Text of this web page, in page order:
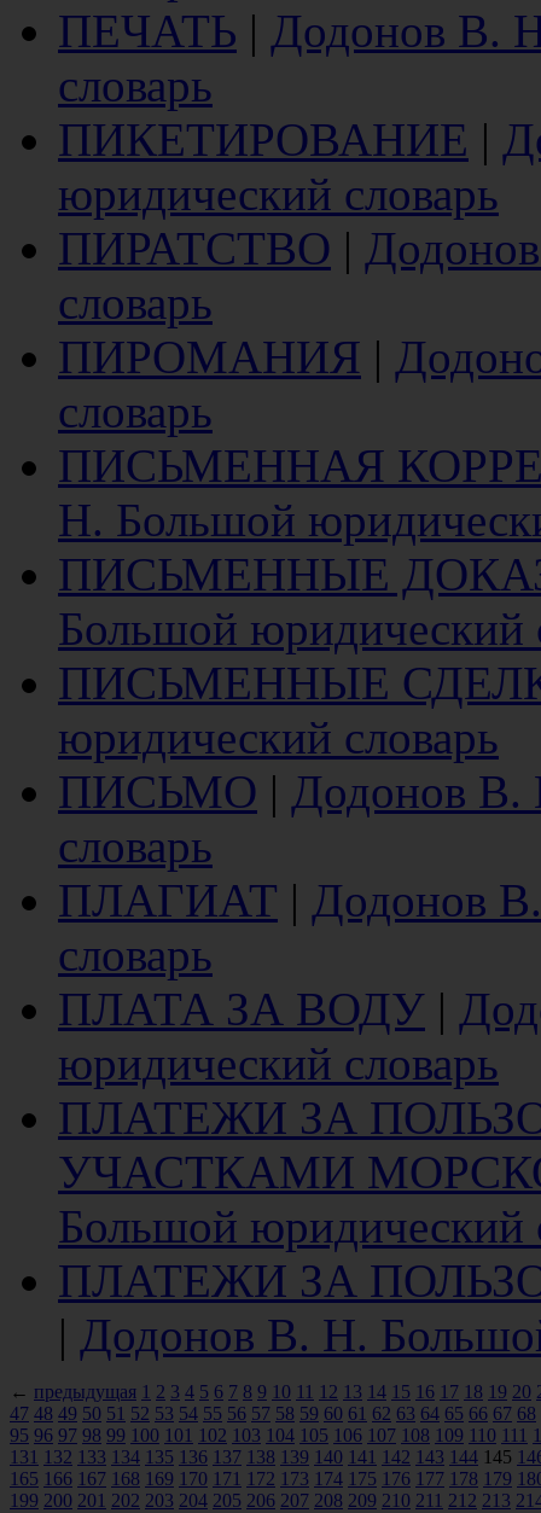
ПЕЧАТЬ | Додонов В.
словарь
ПИКЕТИРОВАНИЕ |
юридический словарь
ПИРАТСТВО |
словарь
ПИРОМАНИЯ |
словарь
ПИСЬМЕННАЯ
Н. Большой
ПИСЬМЕННЫЕ
Большой юридический
ПИСЬМЕННЫЕ
юридический словарь
ПИСЬМО | Додонов В.
словарь
ПЛАГИАТ | Додонов
словарь
ПЛАТА ЗА ВОДУ |
юридический словарь
ПЛАТЕЖИ ЗА
УЧАСТКАМИ
Большой юридический
ПЛАТЕЖИ ЗА
| Додонов В. Н.
← предыдущая 1 2 3 4 5 6 7 8 9 10 11 12 13 14 15 16 17 18 19 20
47 48 49 50 51 52 53 54 55 56 57 58 59 60 61 62 63 64 65 66 67 68
95 96 97 98 99 100 101 102 103 104 105 106 107 108 109 110 111
131 132 133 134 135 136 137 138 139 140 141 142 143 144 145
165 166 167 168 169 170 171 172 173 174 175 176 177 178 179
199 200 201 202 203 204 205 206 207 208 209 210 211 212 213